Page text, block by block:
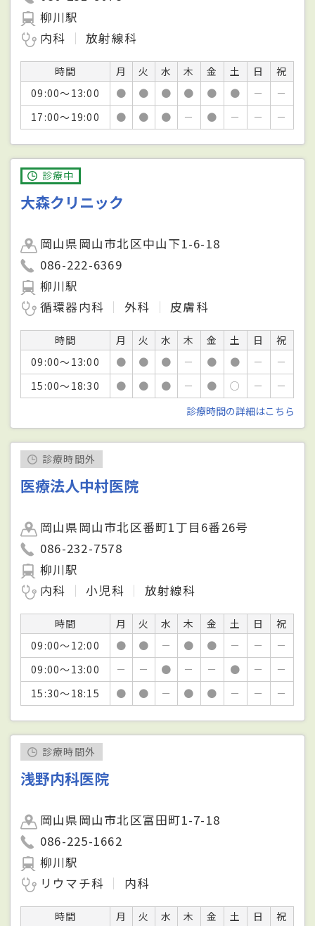
柳川駅
内科
放射線科
時間 月 火 水 木 金 土 日
祝
09:00～13:00
● ● ● ● ● ● －
－
17:00～19:00
● ● ● － ● － － －
診療中
大森クリニック
岡山県岡山市北区中山下1-6-18
086-222-6369
柳川駅
循環器内科
外科 皮膚科
時間 月 火 水 木 金 土 日
祝
09:00～13:00
● ● ● － ● ● －
－
15:00～18:30
● ● ● － ● ○ －
－
診療時間の詳細はこちら
診療時間外
医療法人中村医院
岡山県岡山市北区番町1丁目6番26号
086-232-7578
柳川駅
内科
小児科 放射線科
時間 月 火 水 木 金 土 日
祝
09:00～12:00
● ● － ● ● － －
－
09:00～13:00
－ － ● － － ● －
－
15:30～18:15
● ● － ● ● － － －
診療時間外
浅野内科医院
岡山県岡山市北区富田町1-7-18
086-225-1662
柳川駅
リウマチ科
内科
時間 月 火 水 木 金 土 日 祝